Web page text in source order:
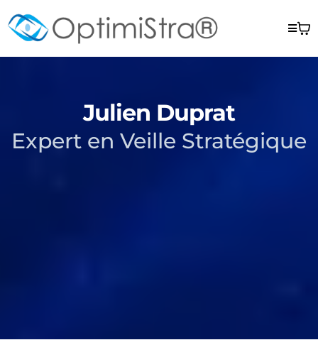
Julien Duprat
Expert en Veille Stratégique